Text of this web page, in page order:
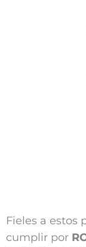
Fieles a estos
cumplir por